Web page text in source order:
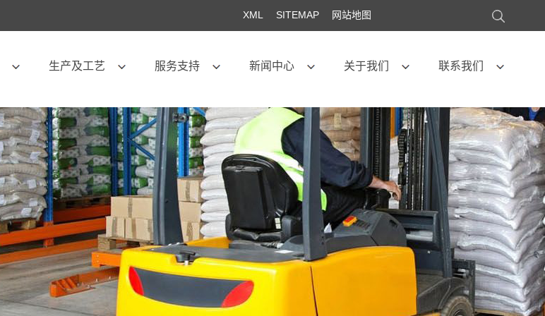
XML SITEMAP 网站地图
生产及工艺 服务支持 新闻中心 关于我们 联系我们